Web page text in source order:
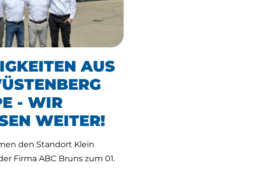
AUS
- WIR
WEITER!
den Standort Klein
Firma ABC Bruns zum 01.